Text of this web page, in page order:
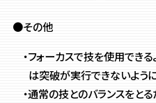
●その他
・フォーカスで技を使用できる
は突破が実行できないよう
・通常の技とのバランスをと